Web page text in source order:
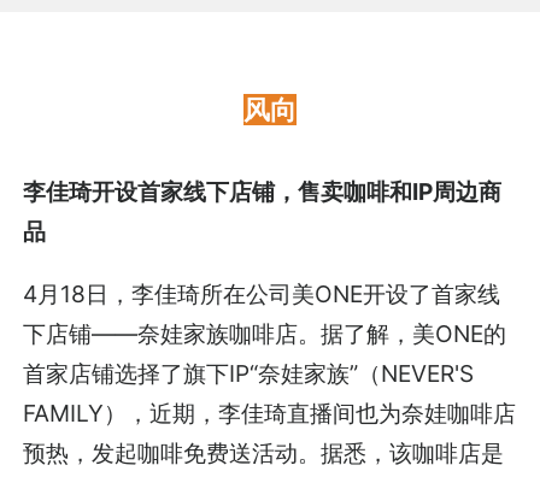
风向
李佳琦开设首家线下店铺，售卖咖啡和IP周边商
品
4月18日，李佳琦所在公司美ONE开设了首家线
下店铺——奈娃家族咖啡店。据了解，美ONE的
首家店铺选择了旗下IP“奈娃家族”（NEVER'S
FAMILY），近期，李佳琦直播间也为奈娃咖啡店
预热，发起咖啡免费送活动。据悉，该咖啡店是